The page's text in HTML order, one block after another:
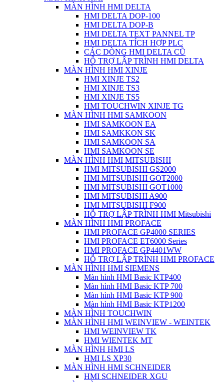
MÀN HÌNH HMI DELTA
HMI DELTA DOP-100
HMI DELTA DOP-B
HMI DELTA TEXT PANNEL TP
HMI DELTA TÍCH HỢP PLC
CÁC DÒNG HMI DELTA CŨ
HỖ TRỢ LẬP TRÌNH HMI DELTA
MÀN HÌNH HMI XINJE
HMI XINJE TS2
HMI XINJE TS3
HMI XINJE TS5
HMI TOUCHWIN XINJE TG
MÀN HÌNH HMI SAMKOON
HMI SAMKOON EA
HMI SAMKKON SK
HMI SAMKOON SA
HMI SAMKOON SE
MÀN HÌNH HMI MITSUBISHI
HMI MITSUBISHI GS2000
HMI MITSUBISHI GOT2000
HMI MITSUBISHI GOT1000
HMI MITSUBISHI A900
HMI MITSUBISHI F900
HỖ TRỢ LẬP TRÌNH HMI Mitsubishi
MÀN HÌNH HMI PROFACE
HMI PROFACE GP4000 SERIES
HMI PROFACE ET6000 Series
HMI PROFACE GP4401WW
HỖ TRỢ LẬP TRÌNH HMI PROFACE
MÀN HÌNH HMI SIEMENS
Màn hình HMI Basic KTP400
Màn hình HMI Basic KTP 700
Màn hình HMI Basic KTP 900
Màn hình HMI Basic KTP1200
MÀN HÌNH TOUCHWIN
MÀN HÌNH HMI WEINVIEW - WEINTEK
HMI WEINVIEW TK
HMI WIENTEK MT
MÀN HÌNH HMI LS
HMI LS XP30
MÀN HÌNH HMI SCHNEIDER
HMI SCHNEIDER XGU